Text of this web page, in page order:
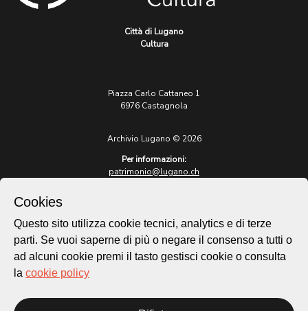
Città di Lugano
Cultura
Piazza Carlo Cattaneo 1
6976 Castagnola
Archivio Lugano © 2026
Per informazioni:
patrimonio@lugano.ch
lugano.ch
Cookie policy
Homepage
Cookies
Questo sito utilizza cookie tecnici, analytics e di terze
parti. Se vuoi saperne di più o negare il consenso a tutti o
ad alcuni cookie premi il tasto gestisci cookie o consulta
la cookie policy